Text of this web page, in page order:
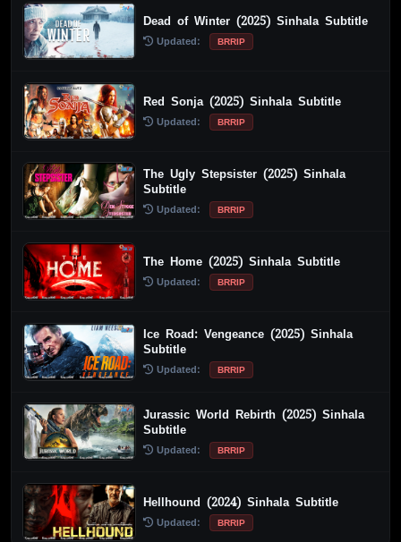
Dead of Winter (2025) Sinhala Subtitle
Updated: BRRIP
Red Sonja (2025) Sinhala Subtitle
Updated: BRRIP
The Ugly Stepsister (2025) Sinhala
Subtitle
Updated: BRRIP
The Home (2025) Sinhala Subtitle
Updated: BRRIP
Ice Road: Vengeance (2025) Sinhala
Subtitle
Updated: BRRIP
Jurassic World Rebirth (2025) Sinhala
Subtitle
Updated: BRRIP
Hellhound (2024) Sinhala Subtitle
Updated: BRRIP